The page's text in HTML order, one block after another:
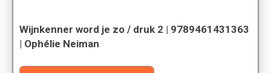
Wijnkenner word je zo / druk 2 | 9789461431363
| Ophélie Neiman